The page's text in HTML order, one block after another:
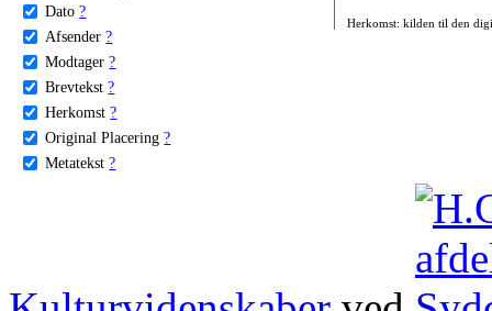
Dato ?
Afsender ?
Modtager ?
Brevtekst ?
Herkomst ?
Original Placering ?
Metatekst ?
Herkomst: kilden til den